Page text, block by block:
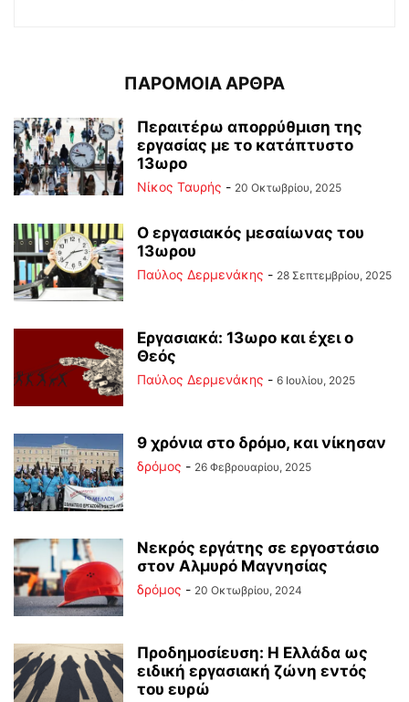
ΠΑΡΟΜΟΙΑ ΑΡΘΡΑ
Περαιτέρω απορρύθμιση της
εργασίας με το κατάπτυστο
13ωρο
Νίκος Ταυρής - 20 Οκτωβρίου, 2025
Ο εργασιακός μεσαίωνας του
13ωρου
Παύλος Δερμενάκης - 28 Σεπτεμβρίου, 2025
Εργασιακά: 13ωρο και έχει ο
Θεός
Παύλος Δερμενάκης - 6 Ιουλίου, 2025
9 χρόνια στο δρόμο, και νίκησαν
δρόμος - 26 Φεβρουαρίου, 2025
Νεκρός εργάτης σε εργοστάσιο
στον Αλμυρό Μαγνησίας
δρόμος - 20 Οκτωβρίου, 2024
Προδημοσίευση: Η Ελλάδα ως
ειδική εργασιακή ζώνη εντός
του ευρώ